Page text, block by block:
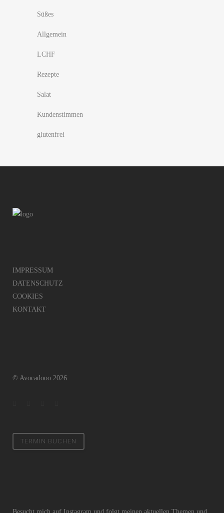
Süßes
Allgemein
LCHF
Rezepte
Salat
Kundenstimmen
glutenfrei
IMPRESSUM
DATENSCHUTZ
COOKIES
KONTAKT
© Avocadooo 2026
TERMIN BUCHEN